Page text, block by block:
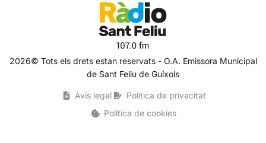
2026© Tots els drets estan reservats - O.A. Emissora Municipal
de Sant Feliu de Guíxols
Avís legal
Política de privacitat
Política de cookies